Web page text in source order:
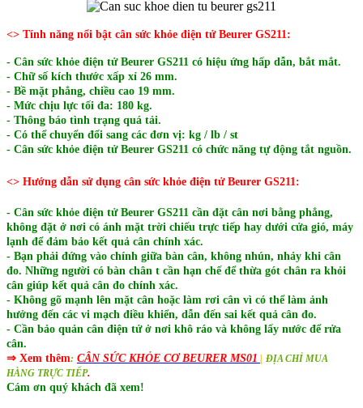
<> Tính năng nổi bật cân sức khỏe điện tử Beurer GS211:
- Cân sức khỏe điện tử Beurer GS211 có hiệu ứng hấp dẫn, bắt mắt.
- Chữ số kích thước xấp xỉ 26 mm.
- Bề mặt phẳng, chiều cao 19 mm.
- Mức chịu lực tối đa: 180 kg.
- Thông báo tình trạng quá tải.
- Có thể chuyển đổi sang các đơn vị: kg / lb / st
- Cân sức khỏe điện tử Beurer GS211 có chức năng tự động tắt nguồn.
<> Hướng dẫn sử dụng cân sức khỏe điện tử Beurer GS211:
- Cân sức khỏe điện tử Beurer GS211 cần đặt cân nơi bằng phẳng,
không đặt ở nơi có ánh mặt trời chiếu trực tiếp hay dưới cửa gió, máy
lạnh để đảm bảo kết quả cân chính xác.
- Bạn phải đứng vào chính giữa bàn cân, không nhún, nhảy khi cân
đo. Những người có bàn chân t cần hạn chế để thừa gót chân ra khỏi
cân giúp kết quả cân đo chính xác.
- Không gõ mạnh lên mặt cân hoặc làm rơi cân vì có thể làm ảnh
hưởng đến các vi mạch điều khiển, dẫn đến sai kết quả cân đo.
- Cần bảo quản cân điện tử ở nơi khô ráo và không lấy nước để rửa
cân.
⇒ Xem thêm: CÂN SỨC KHỎE CƠ BEURER MS01 | ĐỊA CHỈ MUA
HÀNG TRỰC TIẾP.
Cám ơn quý khách đã xem!